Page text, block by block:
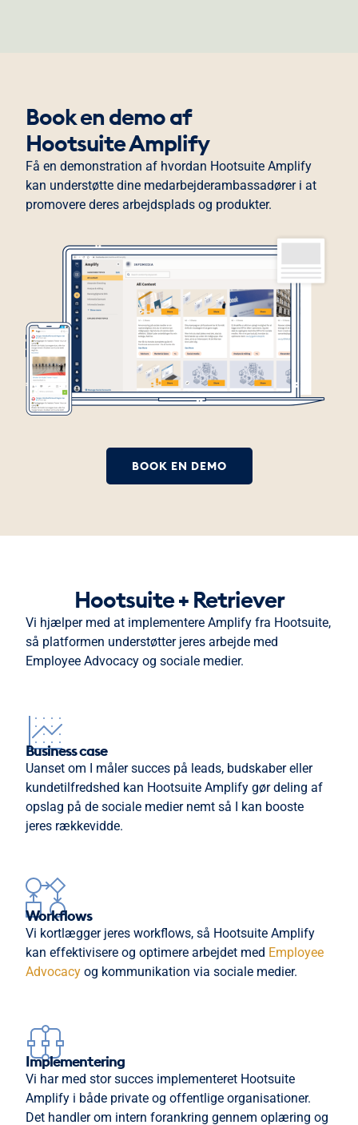
Book en demo af
Hootsuite Amplify
Få en demonstration af hvordan Hootsuite Amplify
kan understøtte dine medarbejderambassadører i at
promovere deres arbejdsplads og produkter.
BOOK EN DEMO
Hootsuite + Retriever
Vi hjælper med at implementere Amplify fra Hootsuite,
så platformen understøtter jeres arbejde med
Employee Advocacy og sociale medier.
Business case
Uanset om I måler succes på leads, budskaber eller
kundetilfredshed kan Hootsuite Amplify gør deling af
opslag på de sociale medier nemt så I kan booste
jeres rækkevidde.
Workflows
Vi kortlægger jeres workflows, så Hootsuite Amplify
kan effektivisere og optimere arbejdet med Employee
Advocacy og kommunikation via sociale medier.
Implementering
Vi har med stor succes implementeret Hootsuite
Amplify i både private og offentlige organisationer.
Det handler om intern forankring gennem oplæring og